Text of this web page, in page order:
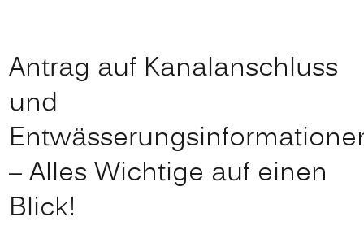
Antrag auf Kanalanschluss
und
– Alles Wichtige auf einen
Blick!